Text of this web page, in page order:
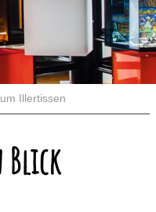
Illertissen
Blick